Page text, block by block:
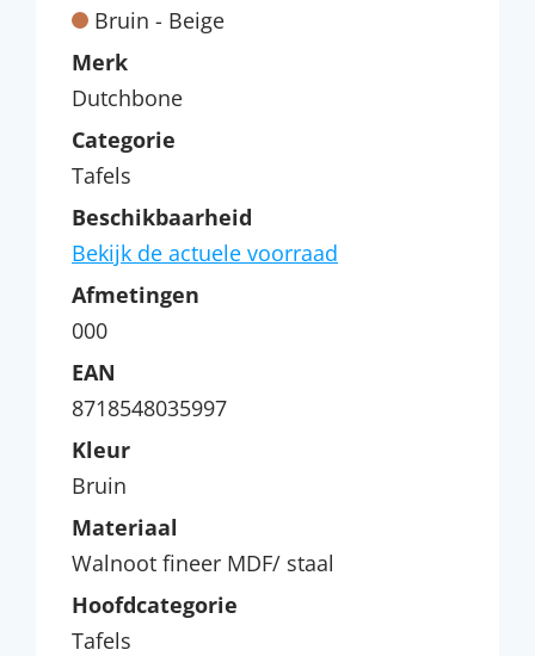
Bruin - Beige
Merk
Dutchbone
Categorie
Tafels
Beschikbaarheid
Bekijk de actuele voorraad
Afmetingen
000
EAN
8718548035997
Kleur
Bruin
Materiaal
Walnoot fineer MDF/ staal
Hoofdcategorie
Tafels